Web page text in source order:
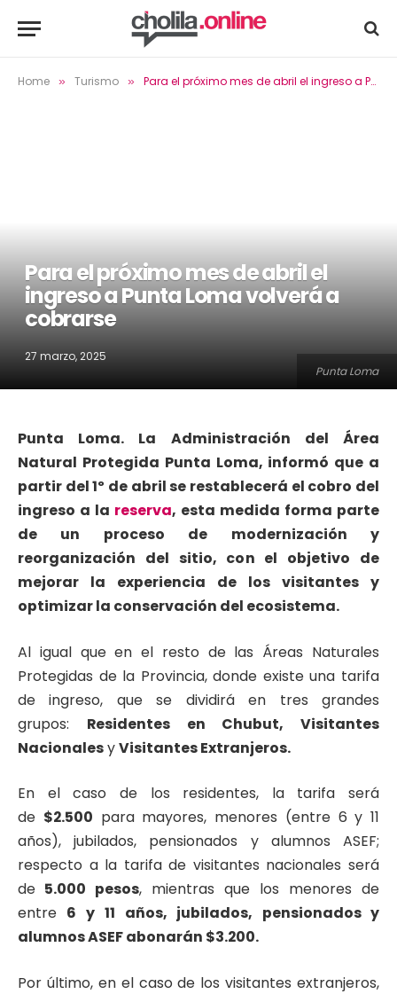
Home » Turismo » Para el próximo mes de abril el ingreso a Punta Loma volverá a cobrarse
Punta Loma
Para el próximo mes de abril el
ingreso a Punta Loma volverá a
cobrarse
27 marzo, 2025
Punta Loma. La Administración del Área
Natural Protegida Punta Loma, informó que a
partir del 1º de abril se restablecerá el cobro del
ingreso a la reserva, esta medida forma parte
de un proceso de modernización y
reorganización del sitio, con el objetivo de
mejorar la experiencia de los visitantes y
optimizar la conservación del ecosistema.
Al igual que en el resto de las Áreas Naturales
Protegidas de la Provincia, donde existe una tarifa
de ingreso, que se dividirá en tres grandes
grupos: Residentes en Chubut, Visitantes
NacionalesyVisitantes Extranjeros.
En el caso de los residentes, la tarifa será
de $2.500 para mayores, menores (entre 6 y 11
años), jubilados, pensionados y alumnos ASEF;
respecto a la tarifa de visitantes nacionales será
de 5.000 pesos, mientras que los menores de
entre 6 y 11 años, jubilados, pensionados y
alumnos ASEF abonarán $3.200.
Por último, en el caso de los visitantes extranjeros,